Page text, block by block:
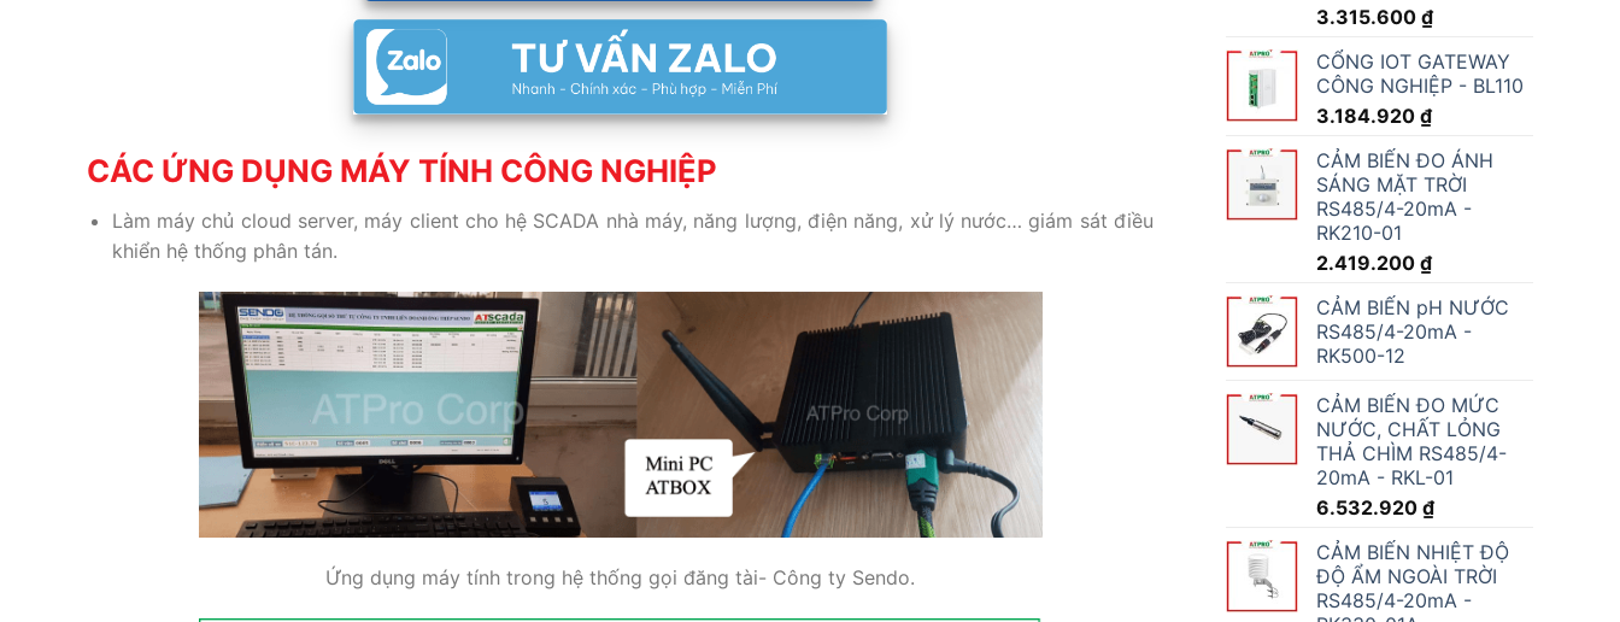
CÁC ỨNG DỤNG MÁY TÍNH CÔNG NGHIỆP
Làm máy chủ cloud server, máy client cho hệ SCADA nhà máy, năng lượng, điện năng, xử lý nước… giám sát điều
khiển hệ thống phân tán.
Ứng dụng máy tính trong hệ thống gọi đăng tài- Công ty Sendo.
3.315.600 ₫
CỔNG IOT GATEWAY
CÔNG NGHIỆP - BL110
3.184.920 ₫
CẢM BIẾN ĐO ÁNH
SÁNG MẶT TRỜI
RS485/4-20mA -
RK210-01
2.419.200 ₫
CẢM BIẾN pH NƯỚC
RS485/4-20mA -
RK500-12
CẢM BIẾN ĐO MỨC
NƯỚC, CHẤT LỎNG
THẢ CHÌM RS485/4-
20mA - RKL-01
6.532.920 ₫
CẢM BIẾN NHIỆT ĐỘ
ĐỘ ẨM NGOÀI TRỜI
RS485/4-20mA -